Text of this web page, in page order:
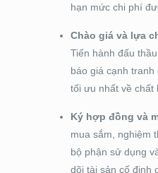
hạn mức chi phí
Chào giá và lựa
Tiến hành đấu
báo giá cạnh
tối ưu nhất về chất
Ký hợp đồng và
mua sắm, nghiệm
bộ phận sử dụng
dõi tài sản cố định